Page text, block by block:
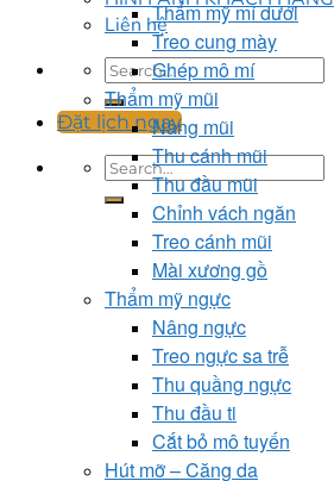
Liên hệ
Đặt lịch ngay
Thẩm mỹ mí dưới
Treo cung mày
Ghép mô mí
Thẩm mỹ mũi
Nâng mũi
Thu cánh mũi
Thu đầu mũi
Chỉnh vách ngăn
Treo cánh mũi
Mài xương gồ
Thẩm mỹ ngực
Nâng ngực
Treo ngực sa trễ
Thu quầng ngực
Thu đầu ti
Cắt bỏ mô tuyến
Hút mỡ – Căng da